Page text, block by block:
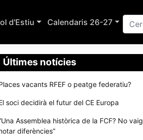
d'Estiu Calendaris 26-27
Últimes notícies
vacants RFEF o peatge federatiu?
soci decidirà el futur del CE Europa
Assemblea històrica de la FCF? No vaig
diferències”